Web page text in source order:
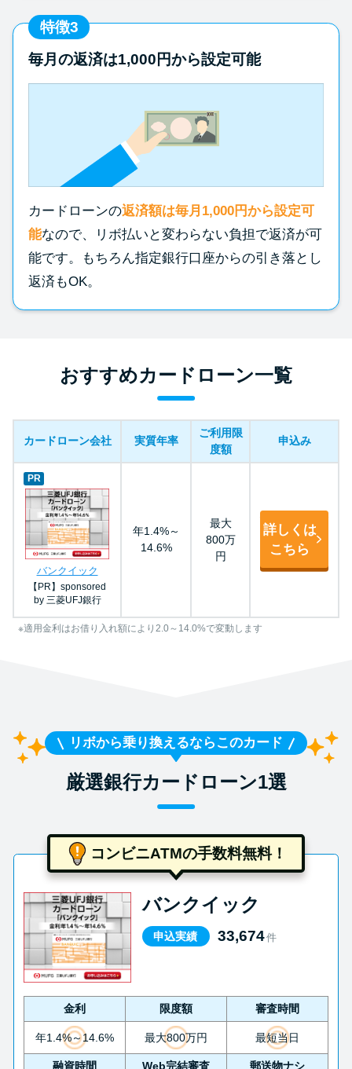
特徴3
毎月の返済は1,000円から設定可能
カードローンの返済額は毎月1,000円から設定可
能なので、リボ払いと変わらない負担で返済が可
能です。もちろん指定銀行口座からの引き落とし
返済もOK。
おすすめカードローン一覧
カードローン会社 実質年率
ご利用限
度額
申込み
PR
バンクイック
【PR】sponsored
by 三菱UFJ銀行
年1.4%～
14.6%
最大
800万
円
詳しくは
こちら
※適用金利はお借り入れ額により2.0～14.0%で変動します
リボから乗り換えるならこのカード
厳選銀行カードローン1選
コンビニATMの手数料無料！
バンクイック
申込実績 33,674件
金利 限度額 審査時間
年1.4%～14.6% 最大800万円 最短当日
融資時間 Web完結審査 郵送物ナシ